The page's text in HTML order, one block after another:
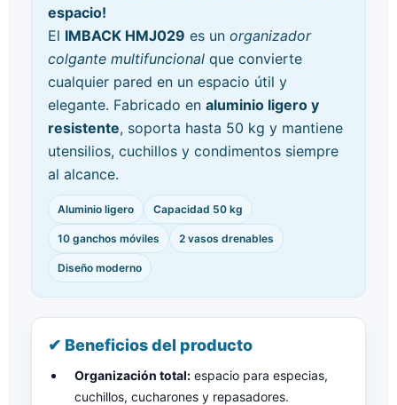
espacio!
El IMBACK HMJ029 es un organizador
colgante multifuncional que convierte
cualquier pared en un espacio útil y
elegante. Fabricado en aluminio ligero y
resistente, soporta hasta 50 kg y mantiene
utensilios, cuchillos y condimentos siempre
al alcance.
Aluminio ligero Capacidad 50 kg
10 ganchos móviles 2 vasos drenables
Diseño moderno
✔ Beneficios del producto
Organización total: espacio para especias,
cuchillos, cucharones y repasadores.